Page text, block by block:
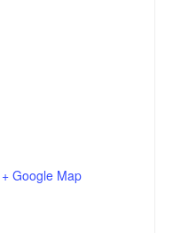
+ Google Map